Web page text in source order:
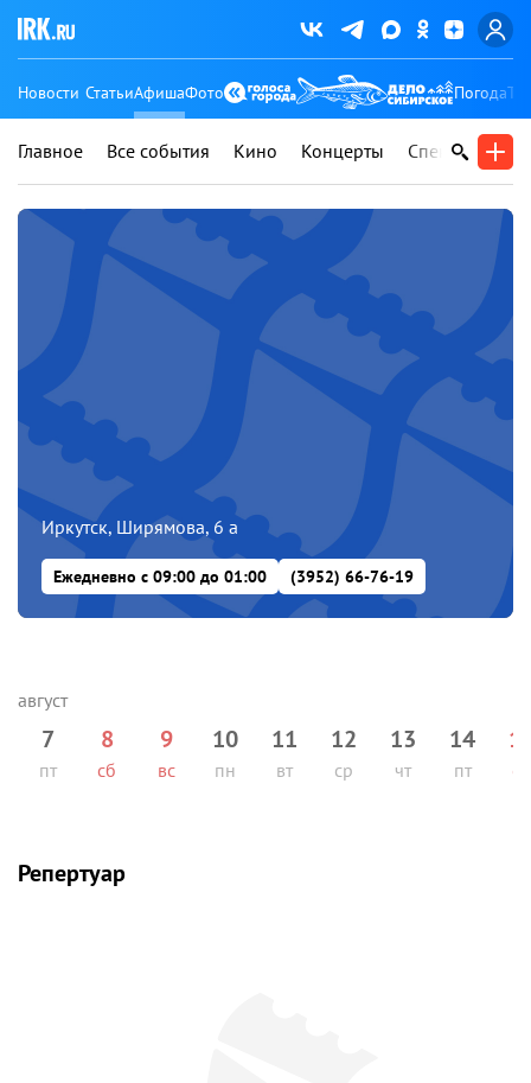
Новости СтатьиАфишаФото Погода
Главное Все события Кино Концерты Спектакли
Иркутск, Ширямова, 6 а
Ежедневно с 09:00 до 01:00 (3952) 66-76-19
7
пт
8
сб
9
вс
10
пн
11
вт
12
ср
13
чт
14
пт сб
Репертуар